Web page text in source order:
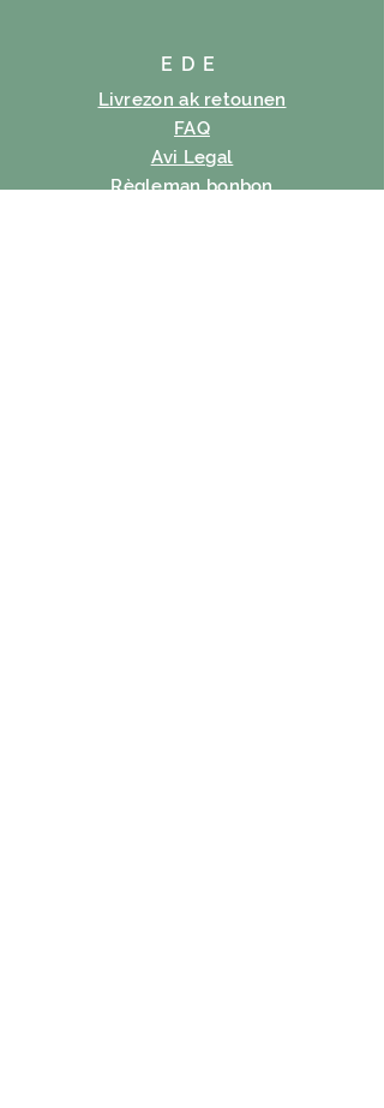
EDE
Livrezon ak retounen
FAQ
Avi Legal
Règleman bonbon